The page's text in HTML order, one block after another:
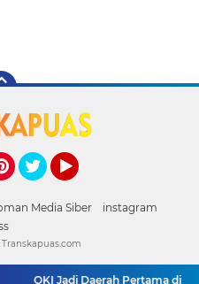
Media Siber
instagram
OKI Jadi Daerah Pertama di